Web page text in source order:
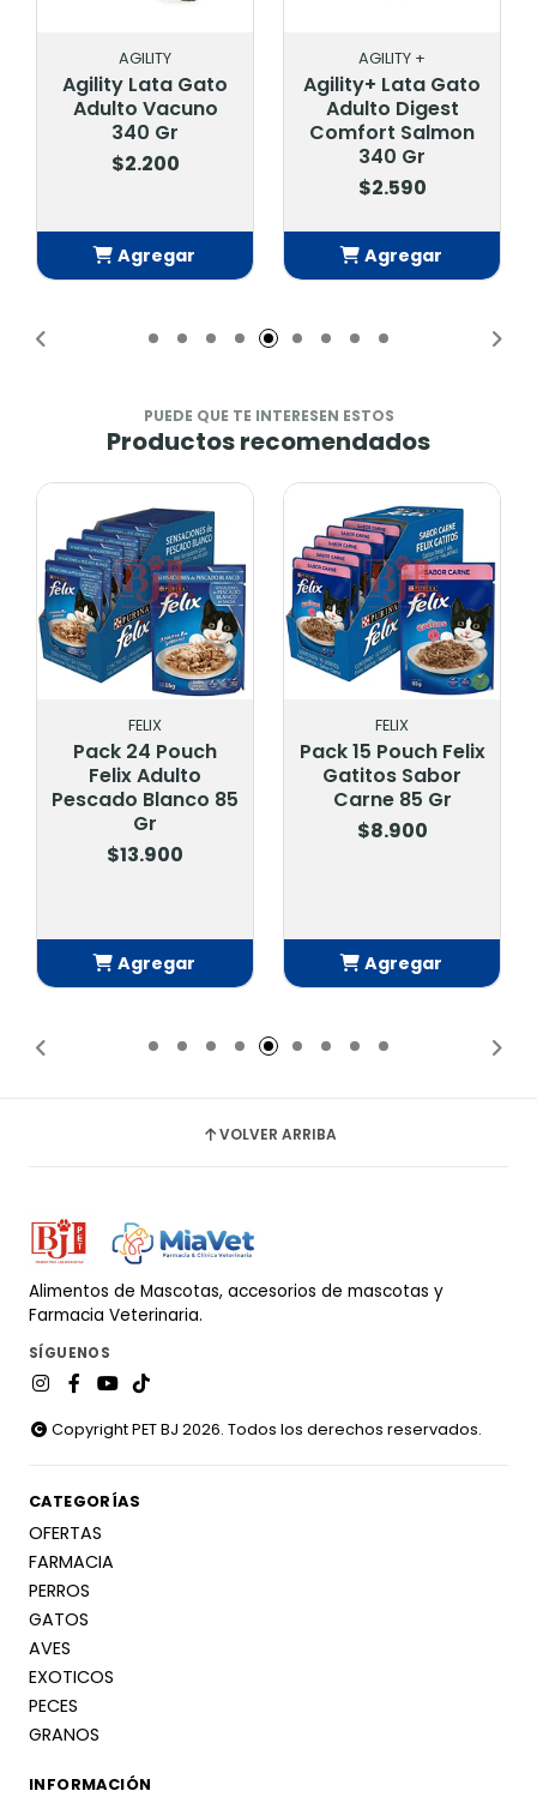
AGILITY
Agility Lata Gato
Adulto Vacuno
340 Gr
$2.200
Agregar
AGILITY +
Agility+ Lata Gato
Adulto Digest
Comfort Salmon
340 Gr
$2.590
Agregar
PUEDE QUE TE INTERESEN ESTOS
Productos recomendados
FELIX
Pack 24 Pouch
Felix Adulto
Pescado Blanco 85
Gr
$13.900
Agregar
FELIX
Pack 15 Pouch Felix
Gatitos Sabor
Carne 85 Gr
$8.900
Agregar
VOLVER ARRIBA
Alimentos de Mascotas, accesorios de mascotas y
Farmacia Veterinaria.
SÍGUENOS
Copyright PET BJ 2026. Todos los derechos reservados.
CATEGORÍAS
OFERTAS
FARMACIA
PERROS
GATOS
AVES
EXOTICOS
PECES
GRANOS
INFORMACIÓN